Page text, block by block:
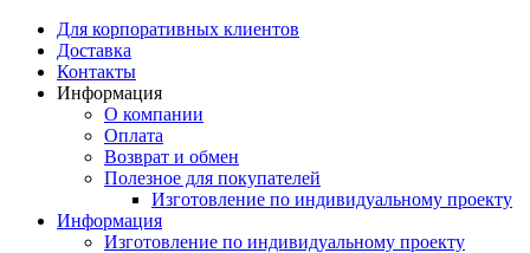
Для корпоративных клиентов
Доставка
Контакты
Информация
О компании
Оплата
Возврат и обмен
Полезное для покупателей
Изготовление по индивидуальному проекту
Информация
Изготовление по индивидуальному проекту